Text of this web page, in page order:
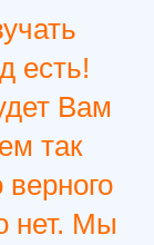
есть!
Вам
так
нет. Мы